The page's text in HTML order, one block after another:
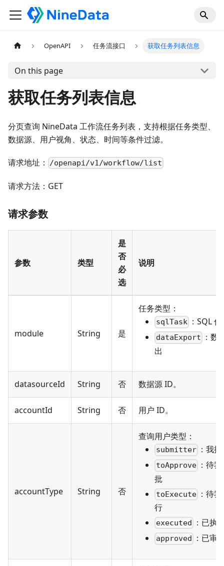
OpenAPI 任务流接口 获取任务列表信息
On this page
获取任务列表信息
分页查询 NineData 工作流任务列表，支持根据任务类型、
数据源、用户视角、状态、时间等条件过滤。
请求地址： /openapi/v1/workflow/list
请求方法：GET
请求参数
参数 类型
是
否
必
选
说明
module String 是
任务类型：
sqlTask ：SQL
dataExport
：数
出
datasourceId String 否 数据源 ID。
accountId String 否 用户 ID。
accountType String 否
查询用户类型：
submitter ：我
toApprove ：待
批
toExecute ：待
行
executed ：已执
approved ：已审